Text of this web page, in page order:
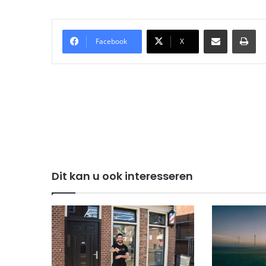
Facebook X
Delen via Email
Dit kan u ook interesseren